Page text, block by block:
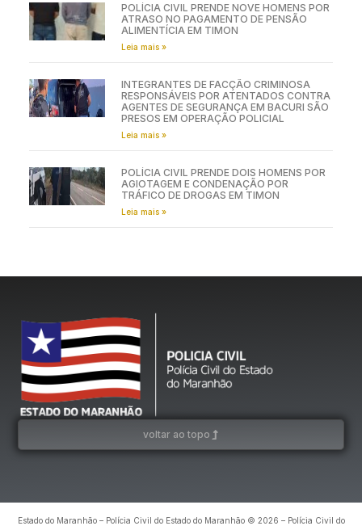
POLÍCIA CIVIL PRENDE NOVE HOMENS POR
ATRASO NO PAGAMENTO DE PENSÃO
ALIMENTÍCIA EM TIMON
Leia mais »
INTEGRANTES DE FACÇÃO CRIMINOSA
RESPONSÁVEIS POR ATENTADOS CONTRA
AGENTES DE SEGURANÇA EM BACURI SÃO
PRESOS EM OPERAÇÃO POLICIAL
Leia mais »
POLÍCIA CIVIL PRENDE DOIS HOMENS POR
AGIOTAGEM E CONDENAÇÃO POR
TRÁFICO DE DROGAS EM TIMON
Leia mais »
voltar ao topo
Estado do Maranhão – Polícia Civil do Estado do Maranhão © 2026 – Polícia Civil do